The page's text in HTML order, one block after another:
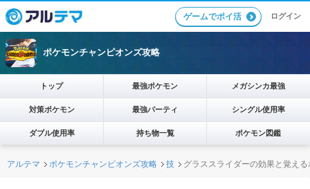
ゲームでポイ活 ログイン
ポケモンチャンピオンズ攻略
トップ 最強ポケモン メガシンカ最強
対策ポケモン 最強パーティ シングル使用率
ダブル使用率 持ち物一覧 ポケモン図鑑
アルテマ ポケモンチャンピオンズ攻略 技 グラススライダーの効果と覚え